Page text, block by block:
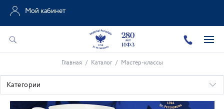
Мой кабинет
Главная / Каталог / Мастер-классы
Категории